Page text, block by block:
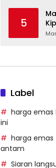
5
Label
harga emas
ini
harga emas
antam
Siaran